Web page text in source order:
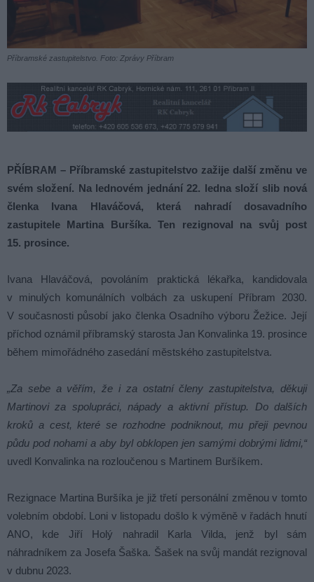
Příbramské zastupitelstvo. Foto: Zprávy Příbram
PŘÍBRAM – Příbramské zastupitelstvo zažije další změnu ve
svém složení. Na lednovém jednání 22. ledna složí slib nová
členka Ivana Hlaváčová, která nahradí dosavadního
zastupitele Martina Buršíka. Ten rezignoval na svůj post
15. prosince.
Ivana Hlaváčová, povoláním praktická lékařka, kandidovala
v minulých komunálních volbách za uskupení Příbram 2030.
V současnosti působí jako členka Osadního výboru Žežice. Její
příchod oznámil příbramský starosta Jan Konvalinka 19. prosince
během mimořádného zasedání městského zastupitelstva.
„Za sebe a věřím, že i za ostatní členy zastupitelstva, děkuji
Martinovi za spolupráci, nápady a aktivní přístup. Do dalších
kroků a cest, které se rozhodne podniknout, mu přeji pevnou
půdu pod nohami a aby byl obklopen jen samými dobrými lidmi,“
uvedl Konvalinka na rozloučenou s Martinem Buršíkem.
Rezignace Martina Buršíka je již třetí personální změnou v tomto
volebním období. Loni v listopadu došlo k výměně v řadách hnutí
ANO, kde Jiří Holý nahradil Karla Vilda, jenž byl sám
náhradníkem za Josefa Šaška. Šašek na svůj mandát rezignoval
v dubnu 2023.